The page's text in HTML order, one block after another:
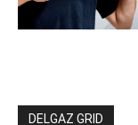
DELGAZ GRID